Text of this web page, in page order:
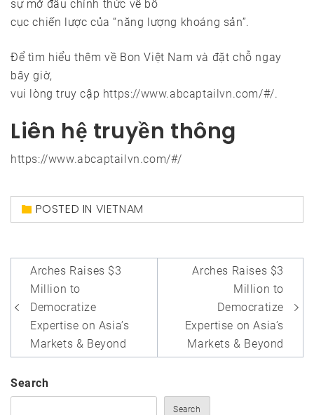
sự mở đầu chính thức về bố
cục chiến lược của “năng lượng khoáng sản”.
Để tìm hiểu thêm về Bon Việt Nam và đặt chỗ ngay
bây giờ,
vui lòng truy cập https://www.abcaptailvn.com/#/.
Liên hệ truyền thông
https://www.abcaptailvn.com/#/
POSTED IN VIETNAM
Post
navigation
Arches Raises $3
Million to
Democratize
Expertise on Asia’s
Markets & Beyond
Arches Raises $3
Million to
Democratize
Expertise on Asia’s
Markets & Beyond
Search
Search